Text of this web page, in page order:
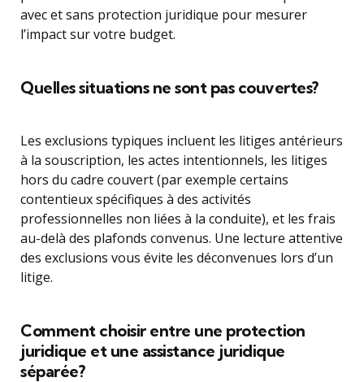
avec et sans protection juridique pour mesurer
l’impact sur votre budget.
Quelles situations ne sont pas couvertes?
Les exclusions typiques incluent les litiges antérieurs
à la souscription, les actes intentionnels, les litiges
hors du cadre couvert (par exemple certains
contentieux spécifiques à des activités
professionnelles non liées à la conduite), et les frais
au-delà des plafonds convenus. Une lecture attentive
des exclusions vous évite les déconvenues lors d’un
litige.
Comment choisir entre une protection
juridique et une assistance juridique
séparée?